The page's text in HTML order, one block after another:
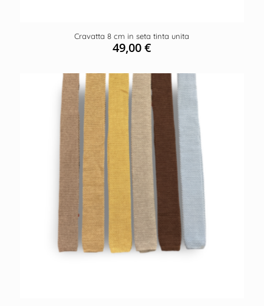
Cravatta 8 cm in seta tinta unita
49,00€